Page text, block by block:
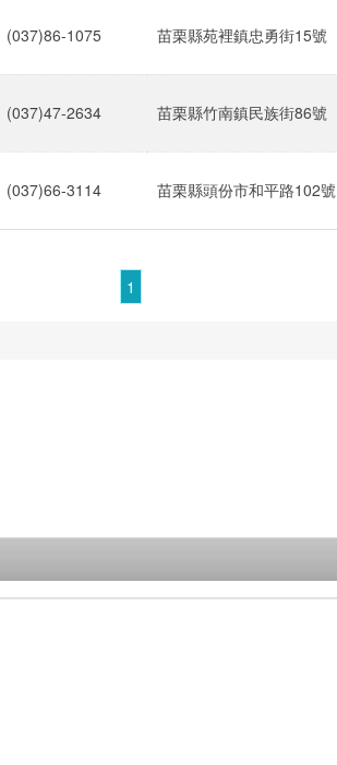
(037)86-1075 苗栗縣苑裡鎮忠勇街15號‎
(037)47-2634 苗栗縣竹南鎮民族街86號‎
(037)66-3114 苗栗縣頭份市和平路102號‎
1